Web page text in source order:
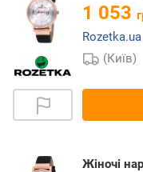
1 053
Rozetka.ua
(Київ)
Жіночі